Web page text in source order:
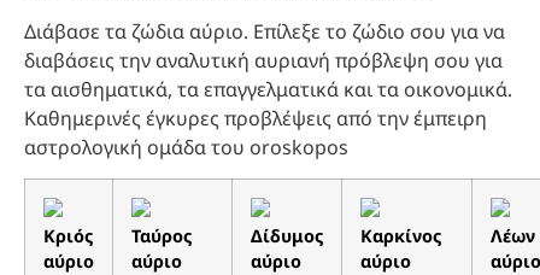
Διάβασε τα ζώδια αύριο. Επίλεξε το ζώδιο σου για να
διαβάσεις την αναλυτική αυριανή πρόβλεψη σου για
τα αισθηματικά, τα επαγγελματικά και τα οικονομικά.
Καθημερινές έγκυρες προβλέψεις από την έμπειρη
αστρολογική ομάδα του oroskopos
Κριός
αύριο
Ταύρος
αύριο
Δίδυμος
αύριο
Καρκίνος
αύριο
Λέων
αύριο